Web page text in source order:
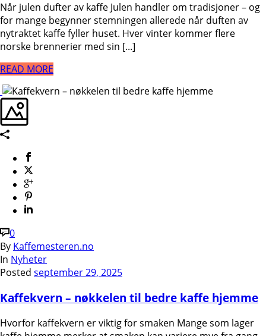
Når julen dufter av kaffe Julen handler om tradisjoner – og
for mange begynner stemningen allerede når duften av
nytraktet kaffe fyller huset. Hver vinter kommer flere
norske brennerier med sin [...]
READ MORE
0
By Kaffemesteren.no
In Nyheter
Posted september 29, 2025
Kaffekvern – nøkkelen til bedre kaffe hjemme
Hvorfor kaffekvern er viktig for smaken Mange som lager